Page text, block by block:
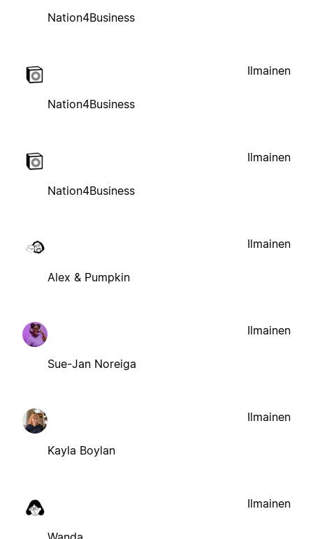
Nation4Business
Nation4Business
Ilmainen
Nation4Business
Ilmainen
Alex & Pumpkin
Ilmainen
Sue-Jan Noreiga
Ilmainen
Kayla Boylan
Ilmainen
Ilmainen